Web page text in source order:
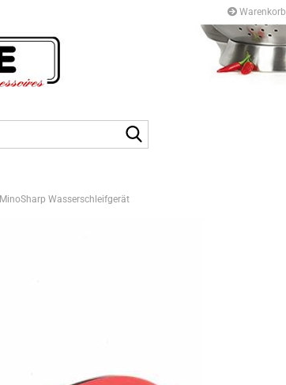
Warenkorb
MinoSharp Wasserschleifgerät